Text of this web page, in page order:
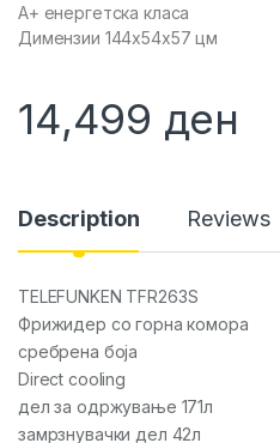
А+ енергетска класа
Димензии 144x54x57 цм
14,499 ден
Description Reviews
TELEFUNKEN TFR263S
Фрижидер со горна комора
сребрена боја
Direct cooling
дел за одржување 171л
замрзнувачки дел 42л